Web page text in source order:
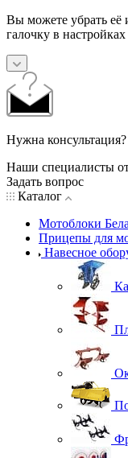
Вы можете убрать её
галочку в
Нужна консультация?
Наши специалисты
Задать вопрос
Каталог
Мотоблоки
Прицепы для
Навесное